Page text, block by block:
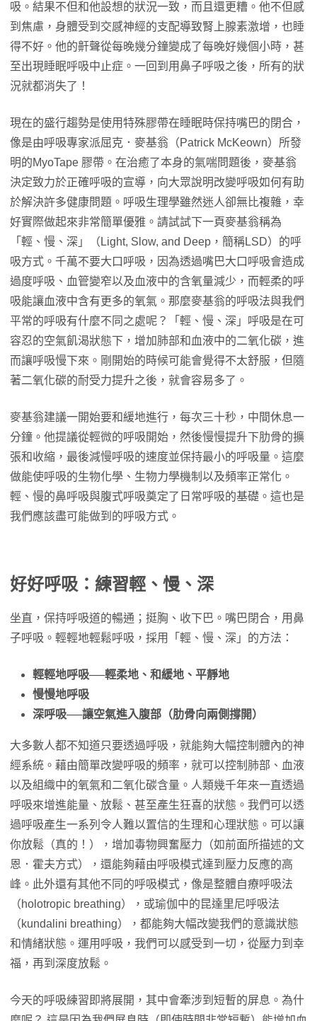
吸。結果不但和他設想的狀況一致，而且還更糟。他不但感
到焦慮，身體受到交感神經的支配導致腎上腺素激增，也睡
得不好。他的鼾聲從每晚幾分鐘變成了每晚好幾個小時，甚
至出現睡眠呼吸中止症。一回到用鼻子呼吸之後，所有的狀
況就都消失了！
現在的盛行趨勢是使用特殊膠帶在睡眠時保持嘴巴的閉合，
像是由呼吸專家派屈克．麥基翁（Patrick McKeown）所發
明的MyoTape 膠帶。在治癒了本身的氣喘問題後，麥基翁
決定致力於正確呼吸的宣導，向大眾說明改變呼吸如何有助
於解決許多健康問題。呼吸生理學雖然迷人卻無比複雜，幸
好實際做起來非常簡單優雅。請試試下一頁麥基翁稱為
「輕、慢、深」（Light, Slow, and Deep，簡稱LSD）的呼
吸方式。千萬不要大口呼吸，因為透過嘴巴大口呼吸會造成
過度呼吸、血管變窄以及血液中的含氧量減少，而輕柔的呼
吸能讓血液中含有更多的氧氣。那麼麥基翁的呼吸法與我們
平常的呼吸有什麼不同之處呢？「輕、慢、深」呼吸是在可
容忍的空氣飢渴狀態下，增加肺部和血液中的二氧化碳，進
而讓呼吸慢下來。剛開始的時候可能會覺得不太舒服，但隨
著二氧化碳的耐受力提升之後，就會容易多了。
麥基翁建議一開始要和緩地進行，每次三十秒，中間休息一
分鐘。他提議從輕微的呼吸開始，然後慢慢提升下肋骨的擴
張和收縮，最後減慢呼吸的速度並保持最小的呼吸量。這麼
做能使呼吸的生物化學、生物力學機制以及頻率正常化。
輕、慢的鼻呼吸與腹式呼吸奠定了日常呼吸的基礎。這也是
我們應該盡可能做到的呼吸方式。
好好呼吸：練習輕、慢、深
坐直，保持呼吸道的暢通；挺胸、收下巴。嘴巴閉合，用鼻
子呼吸。輕輕地輕鬆呼吸，採用「輕、慢、深」的方法：
輕輕地呼吸──輕柔地、和緩地、平靜地
慢慢地呼吸
深呼吸──讓空氣進入腹部（肋骨向兩側撐開）
大多數人都不知道只要透過呼吸，就能夠大幅控制體內的神
經系統。藉由簡單改變呼吸的頻率，就可以控制肺部、血液
以及組織中的氧氣和二氧化碳含量。人類幾千年來一直透過
呼吸來增進能量、放鬆、甚至產生狂喜的狀態。我們可以透
過呼吸產生一系列令人難以置信的生理和心理狀態。可以讓
你放鬆（真的！），增加毒物興奮壓力（如前面所描述的文
恩．霍夫方式），還能夠藉由呼吸模式達到壓力反應的高
峰。此外還有其他不同的呼吸模式，像是整體自療呼吸法
（holotropic breathing），或瑜伽中的昆達里尼呼吸法
（kundalini breathing），都能夠大幅改變我們的意識狀態
和情緒狀態。運用呼吸，我們可以感受到一切，從壓力到幸
福，再到深度放鬆。
今天的呼吸練習即將展開，其中會牽涉到短暫的屏息。為什